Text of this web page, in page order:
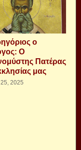
ο
Ο
Πατέρας
μας
2025